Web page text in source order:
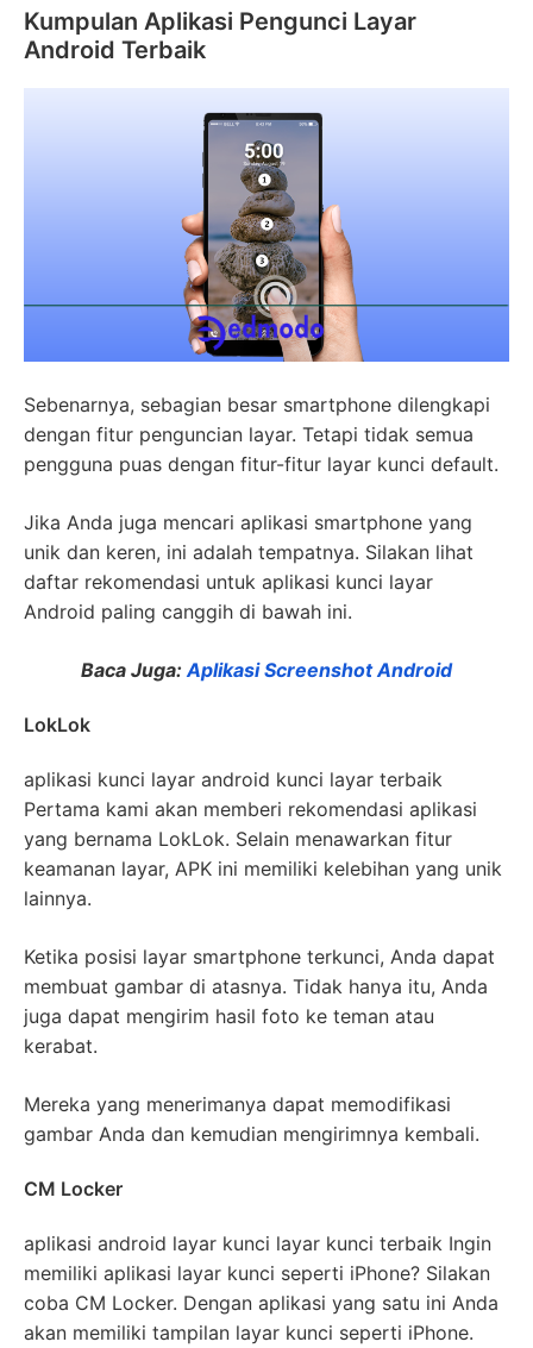
Kumpulan Aplikasi Pengunci Layar
Android Terbaik
Sebenarnya, sebagian besar smartphone dilengkapi
dengan fitur penguncian layar. Tetapi tidak semua
pengguna puas dengan fitur-fitur layar kunci default.
Jika Anda juga mencari aplikasi smartphone yang
unik dan keren, ini adalah tempatnya. Silakan lihat
daftar rekomendasi untuk aplikasi kunci layar
Android paling canggih di bawah ini.
Baca Juga: Aplikasi Screenshot Android
LokLok
aplikasi kunci layar android kunci layar terbaik
Pertama kami akan memberi rekomendasi aplikasi
yang bernama LokLok. Selain menawarkan fitur
keamanan layar, APK ini memiliki kelebihan yang unik
lainnya.
Ketika posisi layar smartphone terkunci, Anda dapat
membuat gambar di atasnya. Tidak hanya itu, Anda
juga dapat mengirim hasil foto ke teman atau
kerabat.
Mereka yang menerimanya dapat memodifikasi
gambar Anda dan kemudian mengirimnya kembali.
CM Locker
aplikasi android layar kunci layar kunci terbaik Ingin
memiliki aplikasi layar kunci seperti iPhone? Silakan
coba CM Locker. Dengan aplikasi yang satu ini Anda
akan memiliki tampilan layar kunci seperti iPhone.